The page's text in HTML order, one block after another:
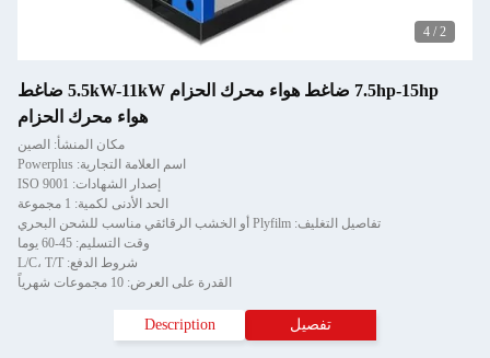
2
/
4
7.5hp-15hp ضاغط هواء محرك الحزام 5.5kW-11kW ضاغط
هواء محرك الحزام
مكان المنشأ: الصين
اسم العلامة التجارية: Powerplus
إصدار الشهادات: ISO 9001
الحد الأدنى لكمية: 1 مجموعة
تفاصيل التغليف: Plyfilm أو الخشب الرقائقي مناسب للشحن البحري
وقت التسليم: 45-60 يوما
شروط الدفع: L/C، T/T
القدرة على العرض: 10 مجموعات شهرياً
تفصيل Description